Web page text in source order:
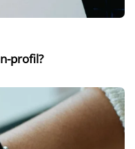
profil?